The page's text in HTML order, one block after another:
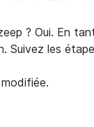
? Oui. En
Suivez les